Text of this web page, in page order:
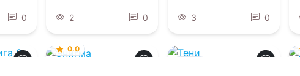
0 2 0 3 0
0.0